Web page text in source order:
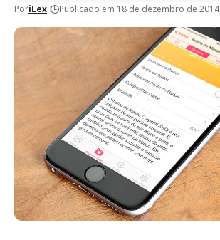
PoriLex Publicado em 18 de dezembro de 2014